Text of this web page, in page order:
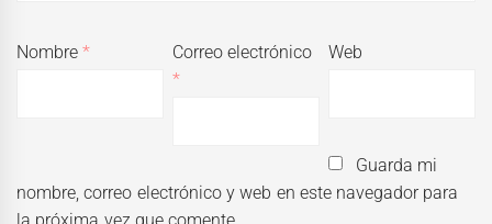
Nombre*
Correo electrónico
*
Web
Guarda mi
nombre, correo electrónico y web en este navegador para
la próxima vez que comente.